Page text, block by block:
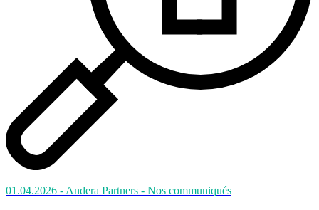
01.04.2026 - Andera Partners - Nos communiqués